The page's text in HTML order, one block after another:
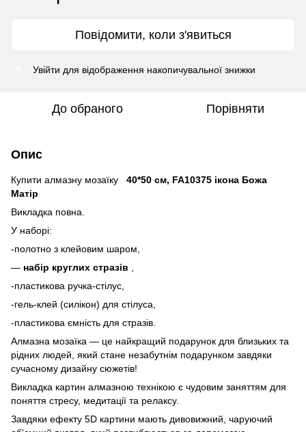
Повідомити, коли з'явиться
Увійти для відображення накопичувальної знижки
До обраного Порівняти
Опис
Купити алмазну мозаїку
40*50 см, FA10375 ікона Божа
Матір
Викладка повна.
У наборі:
-полотно з клейовим шаром,
— набір круглих стразів
-пластикова ручка-стілус,
-гель-клей (силікон) для стілуса,
-пластикова ємність для стразів.
Алмазна мозаїка — це найкращий подарунок для близьких та
рідних людей, який стане незабутнім подарунком завдяки
сучасному дизайну сюжетів!
Викладка картин алмазною технікою є чудовим заняттям для
поняття стресу, медитації та релаксу.
Завдяки ефекту 5D картини мають дивовижний, чаруючий